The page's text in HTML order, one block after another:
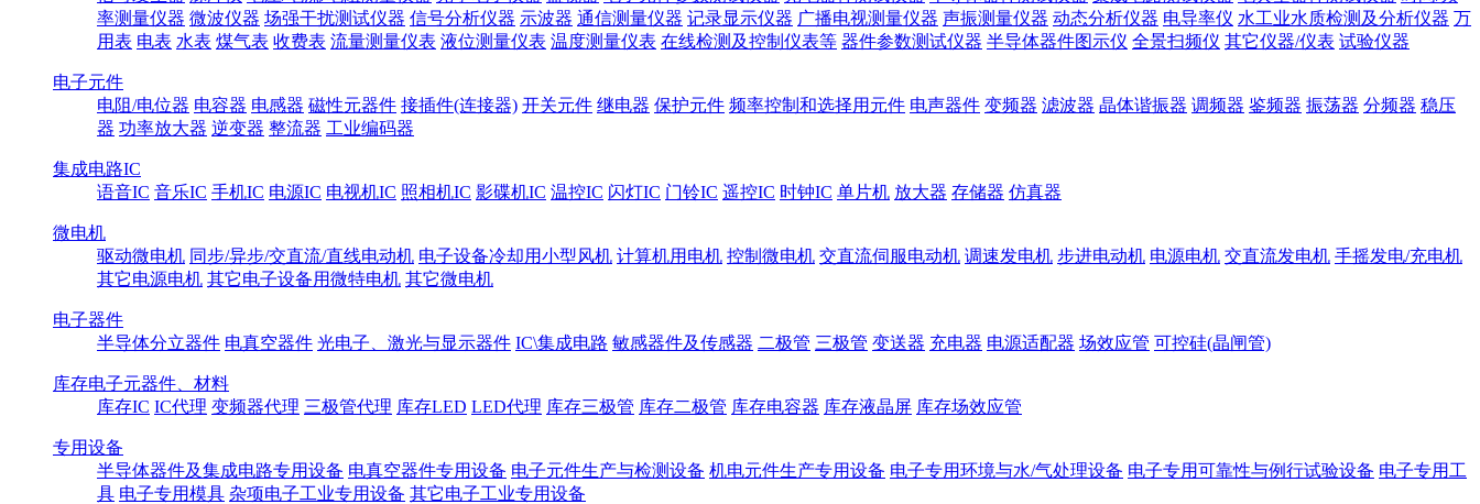
率测量仪器 微波仪器 场强干扰测试仪器 信号分析仪器 示波器 通信测量仪器 记录显示仪器 广播电视测量仪器 声振测量仪器 动态分析仪器 电导率仪 水工业水质检测及分析仪器 万
用表 电表 水表 煤气表 收费表 流量测量仪表 液位测量仪表 温度测量仪表 在线检测及控制仪表等 器件参数测试仪器 半导体器件图示仪 全景扫频仪 其它仪器/仪表 试验仪器
电子元件
电阻/电位器 电容器 电感器 磁性元器件 接插件(连接器) 开关元件 继电器 保护元件 频率控制和选择用元件 电声器件 变频器 滤波器 晶体谐振器 调频器 鉴频器 振荡器 分频器 稳压
器 功率放大器 逆变器 整流器 工业编码器
集成电路IC
语音IC 音乐IC 手机IC 电源IC 电视机IC 照相机IC 影碟机IC 温控IC 闪灯IC 门铃IC 遥控IC 时钟IC 单片机 放大器 存储器 仿真器
微电机
驱动微电机 同步/异步/交直流/直线电动机 电子设备冷却用小型风机 计算机用电机 控制微电机 交直流伺服电动机 调速发电机 步进电动机 电源电机 交直流发电机 手摇发电/充电机
其它电源电机 其它电子设备用微特电机 其它微电机
电子器件
半导体分立器件 电真空器件 光电子、激光与显示器件 IC\集成电路 敏感器件及传感器 二极管 三极管 变送器 充电器 电源适配器 场效应管 可控硅(晶闸管)
库存电子元器件、材料
库存IC IC代理 变频器代理 三极管代理 库存LED LED代理 库存三极管 库存二极管 库存电容器 库存液晶屏 库存场效应管
专用设备
半导体器件及集成电路专用设备 电真空器件专用设备 电子元件生产与检测设备 机电元件生产专用设备 电子专用环境与水/气处理设备 电子专用可靠性与例行试验设备 电子专用工
具 电子专用模具 杂项电子工业专用设备 其它电子工业专用设备